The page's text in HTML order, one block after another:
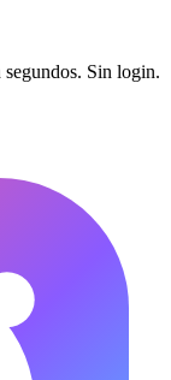
segundos. Sin login.